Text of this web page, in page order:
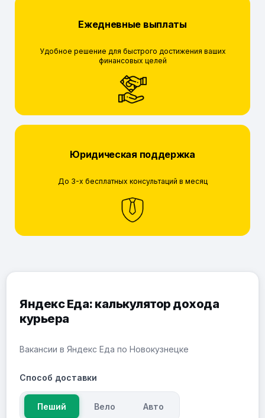
Ежедневные выплаты
Удобное решение для быстрого достижения ваших
финансовых целей
Юридическая поддержка
До 3-х бесплатных консультаций в месяц
Яндекс Еда: калькулятор дохода
курьера
Вакансии в Яндекс Еда по Новокузнецке
Способ доставки
Пеший Вело Авто